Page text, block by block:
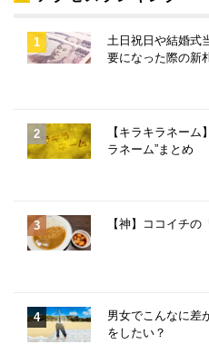
土日祝日や結婚式
要になった際の新
【キラキラネーム
ラネーム”まとめ
【神】ココイチの
男女でこんなに差
をしたい？